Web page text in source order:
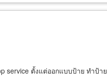
service ตั้งแต่ออกแบบป้าย ทำป้าย